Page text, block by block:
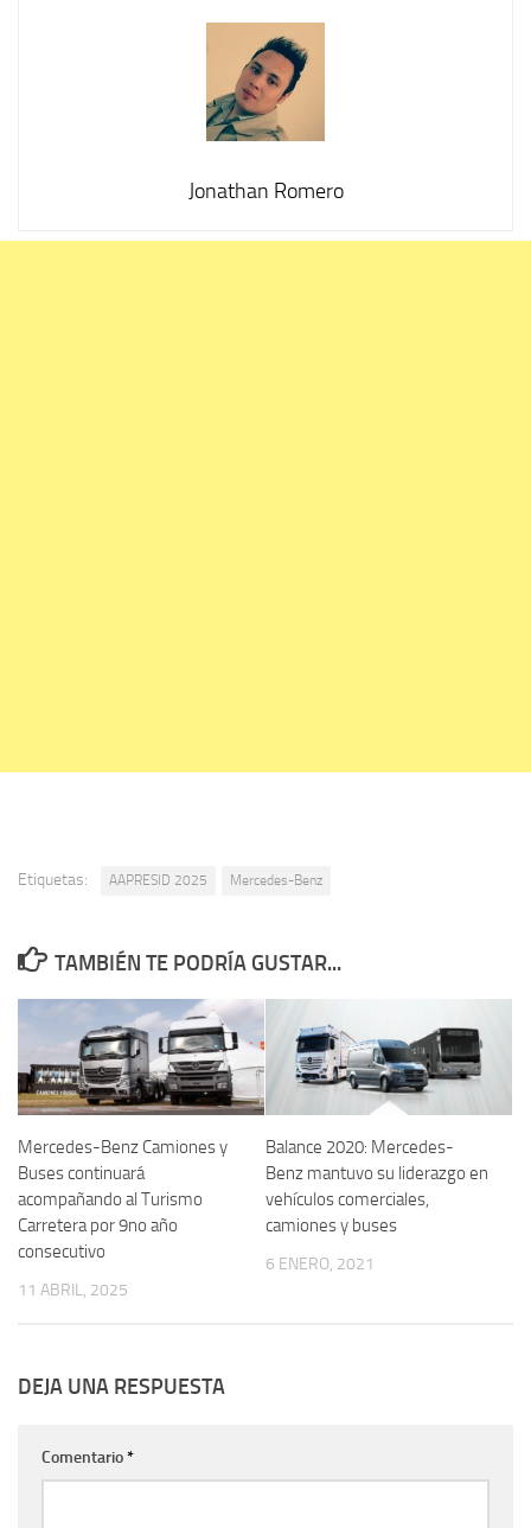
Jonathan Romero
Etiquetas: AAPRESID 2025 Mercedes-Benz
TAMBIÉN TE PODRÍA GUSTAR...
Mercedes-Benz Camiones y
Buses continuará
acompañando al Turismo
Carretera por 9no año
consecutivo
11 ABRIL, 2025
Balance 2020: Mercedes-
Benz mantuvo su liderazgo en
vehículos comerciales,
camiones y buses
6 ENERO, 2021
DEJA UNA RESPUESTA
Comentario*